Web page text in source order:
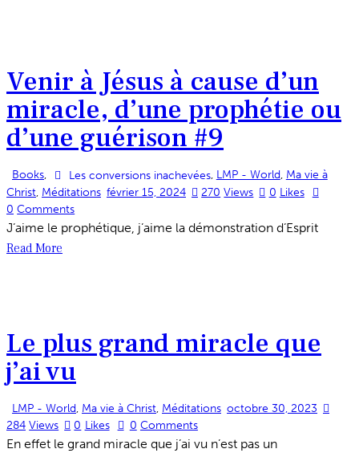
Venir à Jésus à cause d’un
miracle, d’une prophétie ou
d’une guérison #9
Books, Les conversions inachevées, LMP - World, Ma vie à
Christ, Méditations février 15, 2024 270 Views 0 Likes
0 Comments
J’aime le prophétique, j’aime la démonstration d’Esprit
Read More
Le plus grand miracle que
j’ai vu
LMP - World, Ma vie à Christ, Méditations octobre 30, 2023
284 Views 0 Likes 0 Comments
En effet le grand miracle que j’ai vu n’est pas un